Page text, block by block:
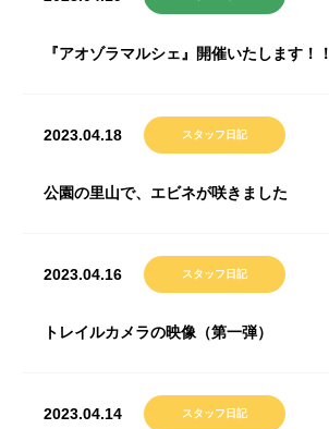
『アオゾラマルシェ』開催いたします！！
2023.04.18 スタッフ日記
公園の里山で、エビネが咲きました
2023.04.16 スタッフ日記
トレイルカメラの映像（第一弾）
2023.04.14 スタッフ日記